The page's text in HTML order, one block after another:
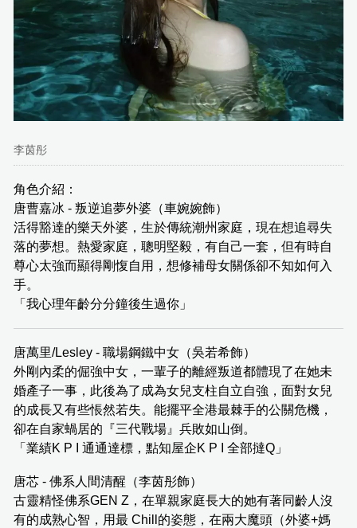
李茵彤
角色介紹：
唐曹嘉冰 - 叛逆追夢外婆（車婉婉飾）
活得豁達的樂天外婆，生於傳統潮州家庭，現在想追尋失
落的夢想。熱愛家庭，聰明堅毅，有自己一套，但有時自
尊心太強而顯得剛愎自用，想修補母女關係卻不知如何入
手。
「我心理年齡分分鐘後生過你」
唐萬里/Lesley - 職場鋼鐵中女（吳若希飾）
外剛內柔的倔強中女，一輩子的離經叛道都體現了在她未
婚產子一事，此後為了成為女兒支柱自立自強，面對女兒
的成長又有些悵然若失。能擺平全港最棘手的公關危機，
卻在自家蝸居的『三代戰場』兵敗如山倒。
「業績K P I 通通達標，點知屋企K P I 全部撻Q」
唐芯 - 佛系人間清醒（李茵彤飾）
古靈精怪佛系GEN Z，在單親家庭長大的她有著同齡人沒
有的成熟心智，用最 Chill的姿態，在兩大魔頭（外婆+媽